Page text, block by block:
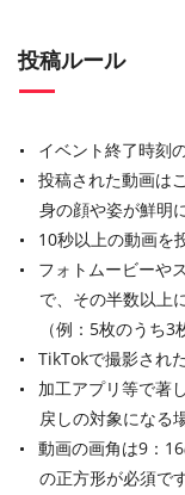
投稿ルール
イベント終了時刻
投稿された動画は
身の顔や姿が鮮明
10秒以上の動画を
フォトムービーや
で、その半数以上
（例：5枚のうち3
TikTokで撮影され
加工アプリ等で著
戻しの対象になる
動画の画角は9：
の正方形が必須です